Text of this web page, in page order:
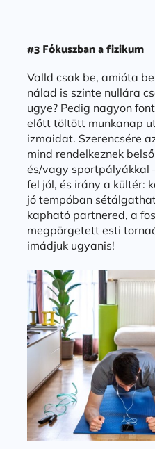
#3 Fókuszban a fizikum
Valld csak be, amióta
nálad is szinte nullára
ugye? Pedig nagyon
előtt töltött munkanap
izmaidat. Szerencsére
mind rendelkeznek
és/vagy sportpályákkal
fel jól, és irány a kültér:
jó tempóban
kapható partnered, a
megpörgetett esti
imádjuk ugyanis!